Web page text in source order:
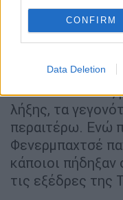
CONFIRM
Data Deletion
χώρο οι οπαδοί
Ο διαιτητής
γραμμή και
οπαδοί. Ωστόσο,
λήξης, τα
περαιτέρω. Ενώ
Φενερμπαχτσέ
κάποιοι
τις εξέδρες της